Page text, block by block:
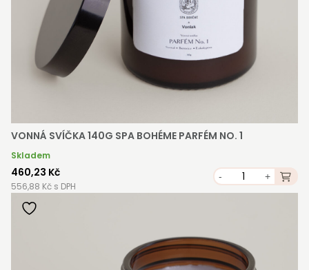
VONNÁ SVÍČKA 140G SPA BOHÉME PARFÉM NO. 1
Skladem
460,23 Kč
556,88 Kč s DPH
- +